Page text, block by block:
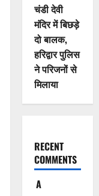
चंडी देवी
मंदिर में बिछड़े
दो बालक,
हरिद्वार पुलिस
ने परिजनों से
मिलाया
RECENT
COMMENTS
A